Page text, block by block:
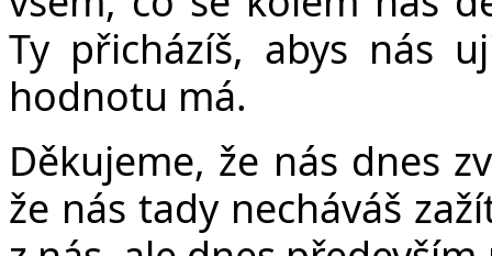
Ty přicházíš, abys nás
hodnotu má.
Děkujeme, že nás dnes
že nás tady necháváš